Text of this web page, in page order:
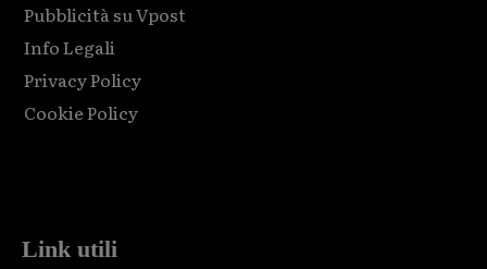
Pubblicità su Vpost
Info Legali
Privacy Policy
Cookie Policy
Link utili